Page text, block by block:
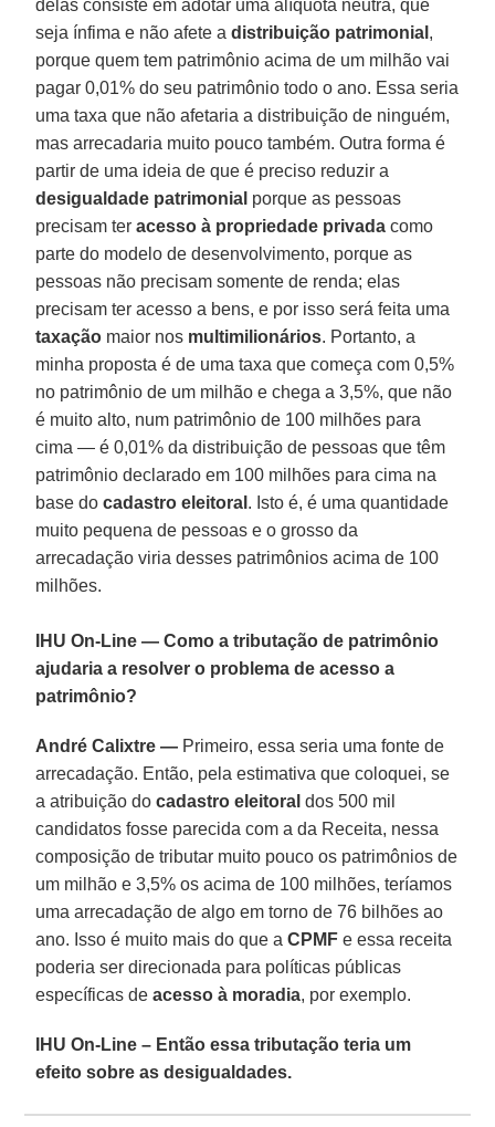
delas consiste em adotar uma alíquota neutra, que
seja ínfima e não afete adistribuição patrimonial ,
porque quem tem patrimônio acima de um milhão vai
pagar 0,01% do seu patrimônio todo o ano. Essa seria
uma taxa que não afetaria a distribuição de ninguém,
mas arrecadaria muito pouco também. Outra forma é
partir de uma ideia de que é preciso reduzir a
desigualdade patrimonial porque as pessoas
precisam teracesso à propriedade privada como
parte do modelo de desenvolvimento, porque as
pessoas não precisam somente de renda; elas
precisam ter acesso a bens, e por isso será feita uma
taxação maior nos multimilionários. Portanto, a
minha proposta é de uma taxa que começa com 0,5%
no patrimônio de um milhão e chega a 3,5%, que não
é muito alto, num patrimônio de 100 milhões para
cima — é 0,01% da distribuição de pessoas que têm
patrimônio declarado em 100 milhões para cima na
base docadastro eleitoral . Isto é, é uma quantidade
muito pequena de pessoas e o grosso da
arrecadação viria desses patrimônios acima de 100
milhões.
IHU On-Line — Como a tributação de patrimônio
ajudaria a resolver o problema de acesso a
patrimônio?
André Calixtre — Primeiro, essa seria uma fonte de
arrecadação. Então, pela estimativa que coloquei, se
a atribuição docadastro eleitoral dos 500 mil
candidatos fosse parecida com a da Receita, nessa
composição de tributar muito pouco os patrimônios de
um milhão e 3,5% os acima de 100 milhões, teríamos
uma arrecadação de algo em torno de 76 bilhões ao
ano. Isso é muito mais do que aCPMF e essa receita
poderia ser direcionada para políticas públicas
específicas deacesso à moradia, por exemplo.
IHU On-Line – Então essa tributação teria um
efeito sobre as desigualdades.